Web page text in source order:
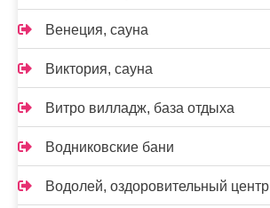
Венеция, сауна
Виктория, сауна
Витро вилладж, база отдыха
Водниковские бани
Водолей, оздоровительный центр